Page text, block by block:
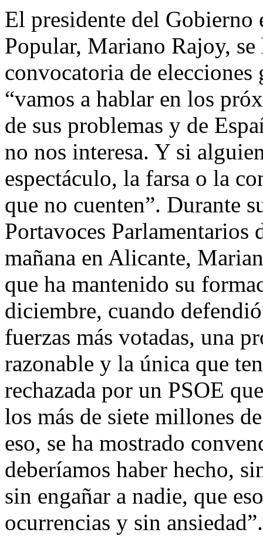
El presidente del
Popular, Mariano Rajoy,
convocatoria de elecciones
“vamos a hablar en los
de sus problemas y de
no nos interesa. Y si
espectáculo, la farsa o la
que no cuenten”. Durante
Portavoces Parlamentarios
mañana en Alicante,
que ha mantenido su
diciembre, cuando
fuerzas más votadas, una
razonable y la única que
rechazada por un PSOE
los más de siete millones
eso, se ha mostrado
deberíamos haber hecho,
sin engañar a nadie, que
ocurrencias y sin ansiedad”.